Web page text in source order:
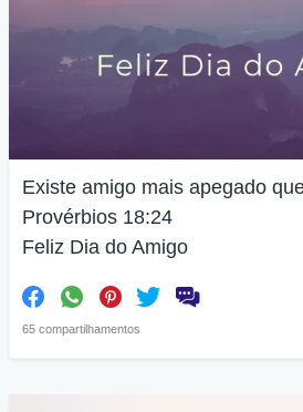
Existe amigo mais apegado
Provérbios 18:24
Feliz Dia do Amigo
65 compartilhamentos